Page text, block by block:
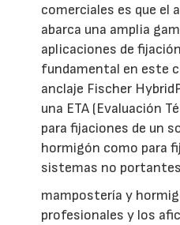
comerciales es que el
abarca una amplia
aplicaciones de
fundamental en este
anclaje Fischer
una ETA (Evaluación
para fijaciones de un
hormigón como para
sistemas no
mampostería y
profesionales y los